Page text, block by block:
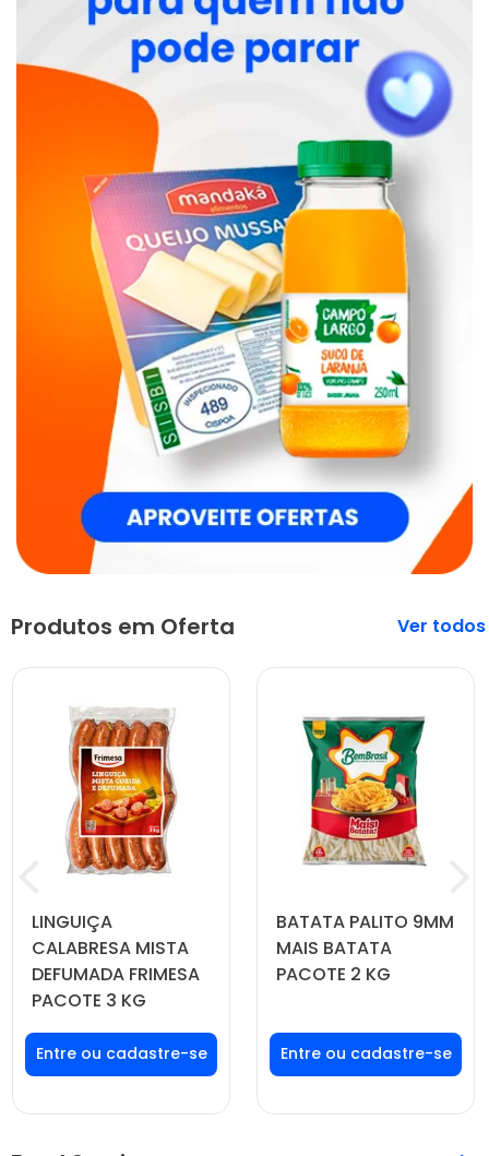
Produtos em Oferta
LINGUIÇA
CALABRESA MISTA
DEFUMADA FRIMESA
PACOTE 3 KG
Faça seu login ou
cadastre-se para
ver preços e
BATATA PALITO 9MM
MAIS BATATA
PACOTE 2 KG
Faça seu login ou
cadastre-se para
ver preços e